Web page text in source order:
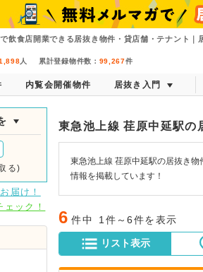
飲食店開業できる居抜き物件・貸店舗・テナント｜
人 累計登録物件数： 99,267件
内覧会開催物件 居抜き入門
る)
届け！
ック！
東急池上線 荏原中延駅の
東急池上線 荏原中延駅の居抜き
情報を掲載しています！
6 件中 1件～6件を表示
リスト表示